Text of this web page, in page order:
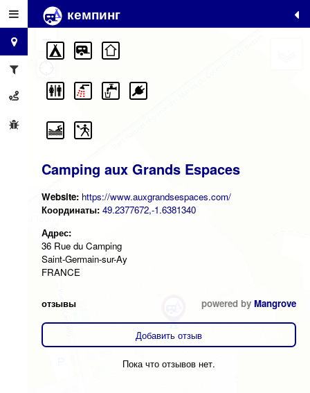
кемпинг
Camping aux Grands Espaces
Website: https://www.auxgrandsespaces.com/
Координаты: 49.2377672,-1.6381340
Адрес:
36 Rue du Camping
Saint-Germain-sur-Ay
FRANCE
отзывы powered by Mangrove
Добавить отзыв
Пока что отзывов нет.
+
−